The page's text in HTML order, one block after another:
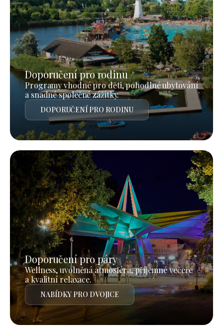
Doporučení pro rodinu
Programy vhodné pro děti, pohodlné ubytování
a snadné společné zážitky.
DOPORUČENÍ PRO RODINU
Doporučení pro páry
Wellness, uvolněná atmosféra, příjemné večeře
a kvalitní relaxace.
NABÍDKY PRO DVOJICE